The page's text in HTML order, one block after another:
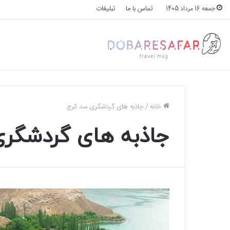
جمعه 16 مرداد 1405 تماس با ما تبلیغات
خانه /جاذبه های گردشگری سد کرج
جاذبه های